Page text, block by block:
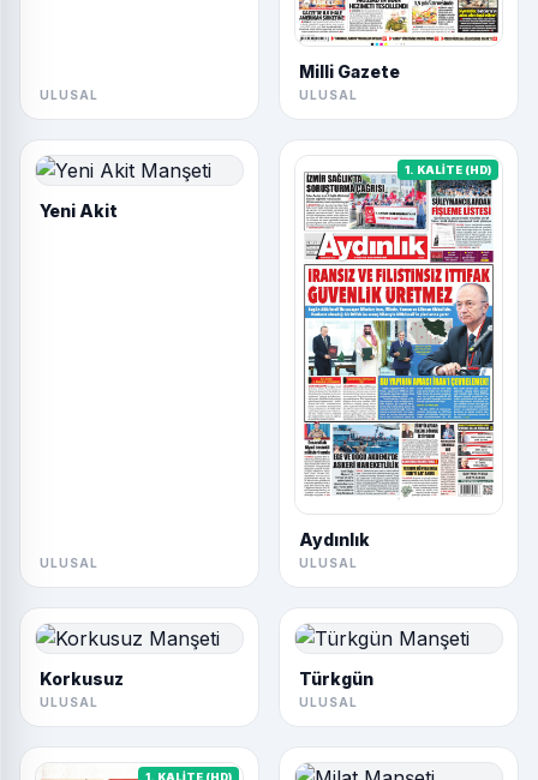
ULUSAL
Yeni Akit
Aydınlık
ULUSAL
Korkusuz
ULUSAL
Türkgün
ULUSAL
Milat